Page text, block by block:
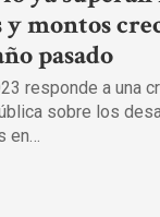
montos
pasado
responde a una
sobre los